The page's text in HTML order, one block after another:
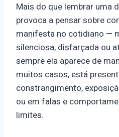
Mais do que lembrar uma
provoca a pensar sobre
manifesta no cotidiano —
silenciosa, disfarçada ou
sempre ela aparece de
muitos casos, está
constrangimento,
ou em falas e
limites.